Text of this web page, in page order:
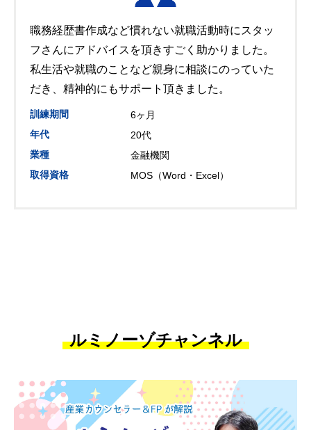
職務経歴書作成など慣れない就職活動時にスタッ
フさんにアドバイスを頂きすごく助かりました。
私生活や就職のことなど親身に相談にのっていた
だき、精神的にもサポート頂きました。
訓練期間
6ヶ月
年代
20代
業種
金融機関
取得資格
MOS（Word・Excel）
ルミノーゾチャンネル